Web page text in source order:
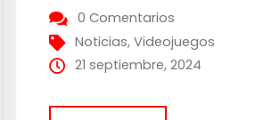
Steam Deck verificado el día 1
Games Store), PS5 y
precio de 24,99 EUR | USD | 160
0 Comentarios
Noticias,Videojuegos
21 septiembre, 2024